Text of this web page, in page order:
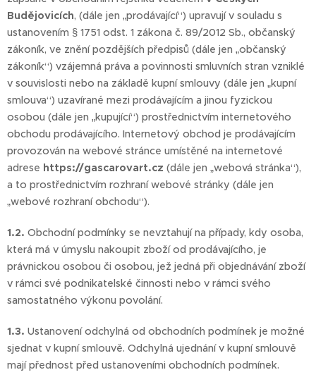
Budějovicích, (dále jen „prodávající“) upravují v souladu s
ustanovením § 1751 odst. 1 zákona č. 89/2012 Sb., občanský
zákoník, ve znění pozdějších předpisů (dále jen „občanský
zákoník“) vzájemná práva a povinnosti smluvních stran vzniklé
v souvislosti nebo na základě kupní smlouvy (dále jen „kupní
smlouva“) uzavírané mezi prodávajícím a jinou fyzickou
osobou (dále jen „kupující“) prostřednictvím internetového
obchodu prodávajícího. Internetový obchod je prodávajícím
provozován na webové stránce umístěné na internetové
adrese https://gascarovart.cz (dále jen „webová stránka“),
a to prostřednictvím rozhraní webové stránky (dále jen
„webové rozhraní obchodu“).
1.2. Obchodní podmínky se nevztahují na případy, kdy osoba,
která má v úmyslu nakoupit zboží od prodávajícího, je
právnickou osobou či osobou, jež jedná při objednávání zboží
v rámci své podnikatelské činnosti nebo v rámci svého
samostatného výkonu povolání.
1.3. Ustanovení odchylná od obchodních podmínek je možné
sjednat v kupní smlouvě. Odchylná ujednání v kupní smlouvě
mají přednost před ustanoveními obchodních podmínek.